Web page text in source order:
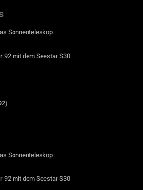
Sonnenteleskop
92 mit dem Seestar S30
Sonnenteleskop
92 mit dem Seestar S30